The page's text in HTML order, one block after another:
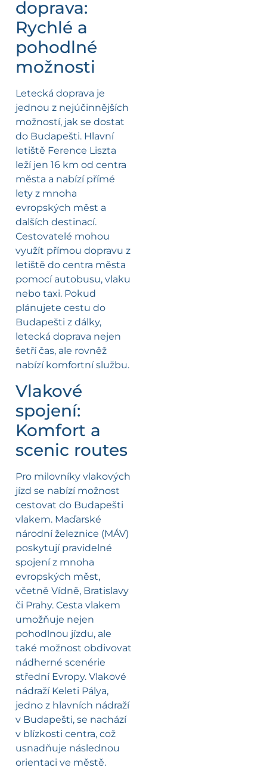
doprava:
Rychlé a
pohodlné
možnosti
Letecká doprava je
jednou z nejúčinnějších
možností, jak se dostat
do Budapešti. Hlavní
letiště Ference Liszta
leží jen 16 km od centra
města a nabízí přímé
lety z mnoha
evropských měst a
dalších destinací.
Cestovatelé mohou
využít přímou dopravu z
letiště do centra města
pomocí autobusu, vlaku
nebo taxi. Pokud
plánujete cestu do
Budapešti z dálky,
letecká doprava nejen
šetří čas, ale rovněž
nabízí komfortní službu.
Vlakové
spojení:
Komfort a
scenic routes
Pro milovníky vlakových
jízd se nabízí možnost
cestovat do Budapešti
vlakem. Maďarské
národní železnice (MÁV)
poskytují pravidelné
spojení z mnoha
evropských měst,
včetně Vídně, Bratislavy
či Prahy. Cesta vlakem
umožňuje nejen
pohodlnou jízdu, ale
také možnost obdivovat
nádherné scenérie
střední Evropy. Vlakové
nádraží Keleti Pálya,
jedno z hlavních nádraží
v Budapešti, se nachází
v blízkosti centra, což
usnadňuje následnou
orientaci ve městě.